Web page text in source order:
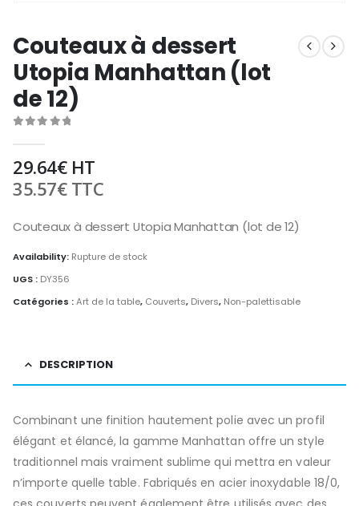
Couteaux à dessert
Utopia Manhattan (lot
de 12)
29.64€HT
35.57€TTC
Couteaux à dessert Utopia Manhattan (lot de 12)
Availability: Rupture de stock
UGS : DY356
Catégories :Art de la table, Couverts, Divers, Non-palettisable
DESCRIPTION
Combinant une finition hautement polie avec un profil
élégant et élancé, la gamme Manhattan offre un style
traditionnel mais vraiment sublime qui mettra en valeur
n’importe quelle table. Fabriqués en acier inoxydable 18/0,